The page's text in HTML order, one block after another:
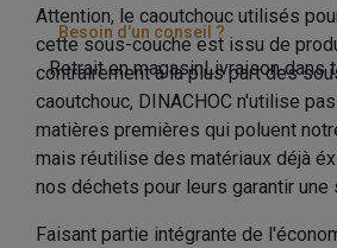
Besoin d'un conseil ?
Retrait en magasinLivraison dans
Attention, le caoutchouc utilisés
cette sous-couche est issu de
contrairement à la plus part des
caoutchouc, DINACHOC n'utilise
matières premières qui poluent
mais réutilise des matériaux déjà
nos déchets pour leurs garantir une
Faisant partie intégrante de